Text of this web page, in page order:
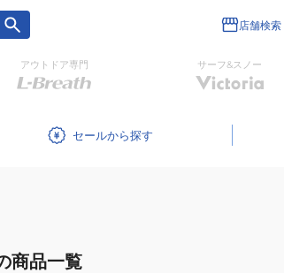
店舗検索
アウトドア専門 サーフ&スノー
セール
商品一覧